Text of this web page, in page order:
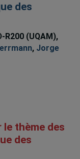
des
R200 (UQAM),
, Jorge
thème des
des